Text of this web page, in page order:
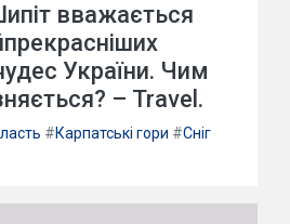
вважається
України. Чим
– Travel.
#Карпатські гори #Сніг